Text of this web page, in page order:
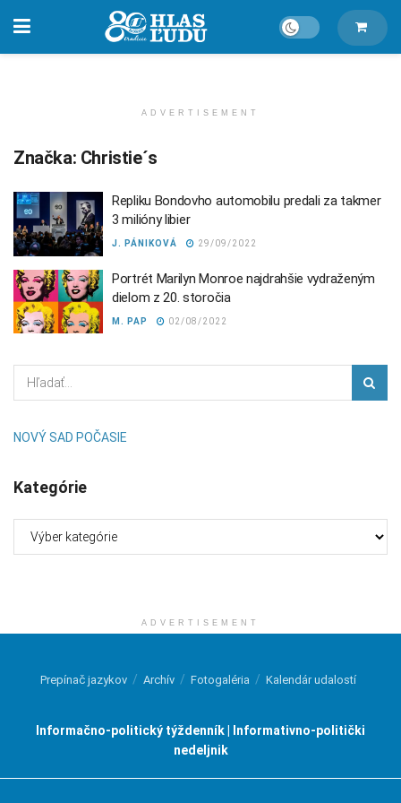
ADVERTISEMENT
Značka: Christie´s
Repliku Bondovho automobilu predali za takmer
3 milióny libier
J. PÁNIKOVÁ 29/09/2022
Portrét Marilyn Monroe najdrahšie vydraženým
dielom z 20. storočia
M. PAP 02/08/2022
NOVÝ SAD POČASIE
Kategórie
ADVERTISEMENT
Prepínač jazykov Archív Fotogaléria Kalendár udalostí
Informačno-politický týždenník | Informativno-politički
nedeljnik